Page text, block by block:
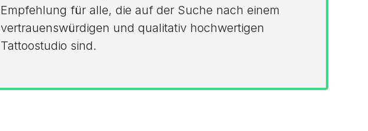
Empfehlung für alle, die auf der Suche nach einem
vertrauenswürdigen und qualitativ hochwertigen
Tattoostudio sind.